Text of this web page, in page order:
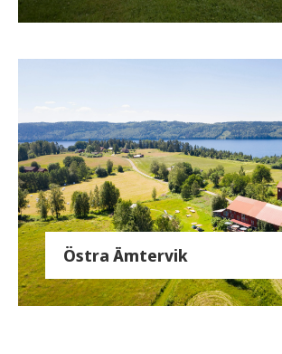
Östra Ämtervik